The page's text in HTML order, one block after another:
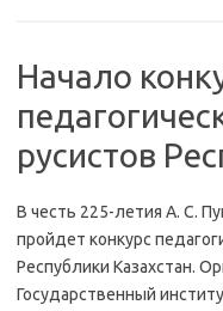
Начало
русистов
В честь 225-летия А. С.
пройдет конкурс
Республики Казахстан.
Государственный